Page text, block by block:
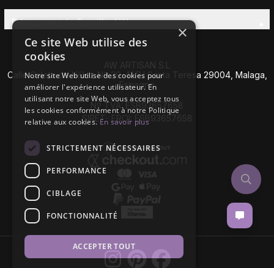
Découvrez la Famille AW
AW ARTISAN S.L
Calle Caleta de Vélez Nº 39-41 P.I Santa Teresa 29004, Malaga,
Espagne
Nº TVA: ESB93657658
SIRET- EROI: ESB93657658
×
Ce site Web utilise des
cookies
Notre site Web utilise des cookies pour
améliorer l'expérience utilisateur. En
utilisant notre site Web, vous acceptez tous
les cookies conformément à notre Politique
relative aux cookies.En savoir plus
STRICTEMENT NÉCESSAIRES
PERFORMANCE
CIBLAGE
FONCTIONNALITÉ
ACCEPTER TOUT